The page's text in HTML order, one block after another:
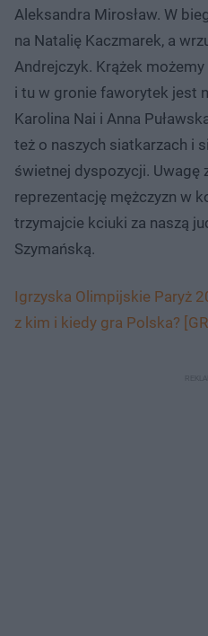
Aleksandra Mirosław. W
na Natalię Kaczmarek, a
Andrejczyk. Krążek
i tu w gronie faworytek jest
Karolina Nai i Anna
też o naszych siatkarzach i
świetnej dyspozycji. Uwagę
reprezentację mężczyzn w
trzymajcie kciuki za naszą
Szymańską.
Igrzyska Olimpijskie Paryż
z kim i kiedy gra Polska?